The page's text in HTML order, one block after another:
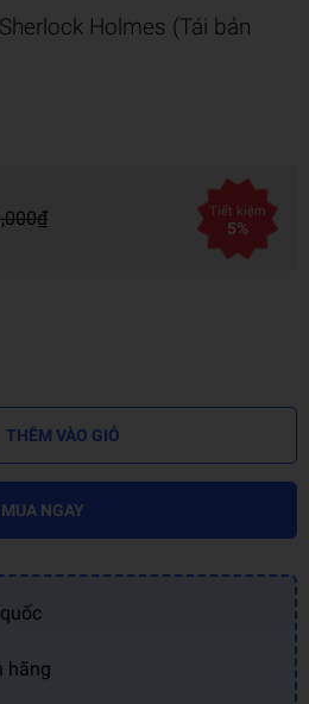
Holmes (Tái bản
Tiết kiệm
5%
THÊM VÀO GIỎ
MUA NGAY
hãng